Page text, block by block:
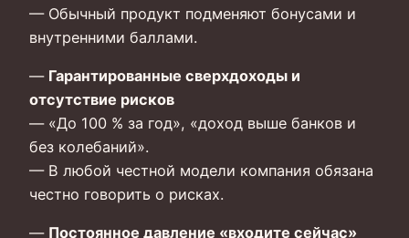
— Обычный продукт подменяют бонусами и
внутренними баллами.
— Гарантированные сверхдоходы и
отсутствие рисков
— «До 100 % за год», «доход выше банков и
без колебаний».
— В любой честной модели компания обязана
честно говорить о рисках.
— Постоянное давление «входите сейчас»